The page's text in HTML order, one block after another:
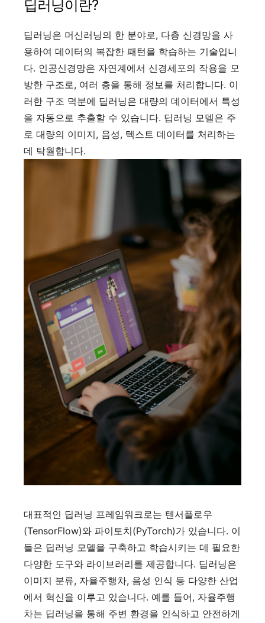
딥러닝이란?
딥러닝은 머신러닝의 한 분야로, 다층 신경망을 사
용하여 데이터의 복잡한 패턴을 학습하는 기술입니
다. 인공신경망은 자연계에서 신경세포의 작용을 모
방한 구조로, 여러 층을 통해 정보를 처리합니다. 이
러한 구조 덕분에 딥러닝은 대량의 데이터에서 특성
을 자동으로 추출할 수 있습니다. 딥러닝 모델은 주
로 대량의 이미지, 음성, 텍스트 데이터를 처리하는
데 탁월합니다.
대표적인 딥러닝 프레임워크로는 텐서플로우
(TensorFlow)와 파이토치(PyTorch)가 있습니다. 이
들은 딥러닝 모델을 구축하고 학습시키는 데 필요한
다양한 도구와 라이브러리를 제공합니다. 딥러닝은
이미지 분류, 자율주행차, 음성 인식 등 다양한 산업
에서 혁신을 이루고 있습니다. 예를 들어, 자율주행
차는 딥러닝을 통해 주변 환경을 인식하고 안전하게